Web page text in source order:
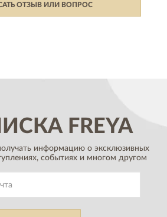
ОТЗЫВ ИЛИ ВОПРОС
FREYA
информацию о эксклюзивных
событиях и многом другом